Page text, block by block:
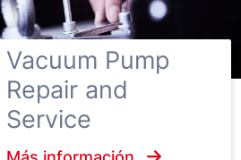
Vacuum Pump
Repair and
Service